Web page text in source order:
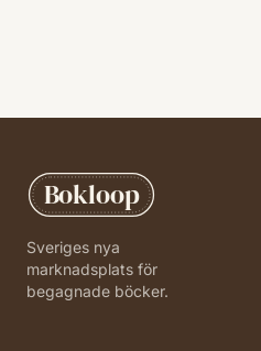
Bokloop
Sveriges nya
marknadsplats för
begagnade böcker.